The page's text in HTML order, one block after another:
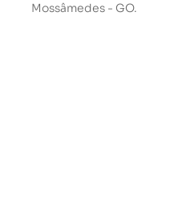
Mossâmedes - GO.